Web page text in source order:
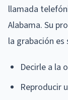
llamada
Alabama. Su
la grabación
Decirle a la
Reproducir